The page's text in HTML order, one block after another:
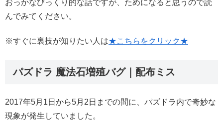
おっかなびっくり的な話ですが、ためになると思うので読
んでみてください。
※すぐに裏技が知りたい人は★こちらをクリック★
パズドラ 魔法石増殖バグ｜配布ミス
2017年5月1日から5月2日までの間に、パズドラ内で奇妙な
現象が発生していました。